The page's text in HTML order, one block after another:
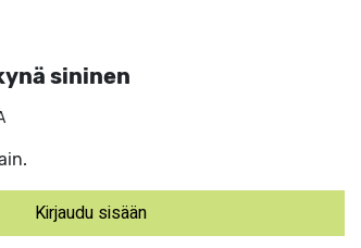
sininen
Kirjaudu sisään